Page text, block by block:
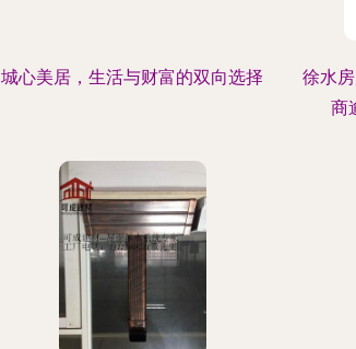
城心美居，生活与财富的双向选择
徐水
商